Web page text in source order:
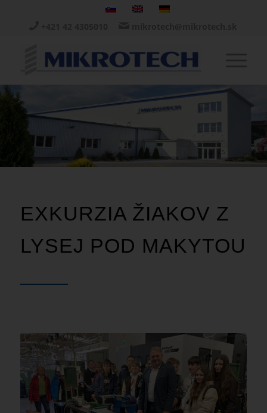
EXKURZIA ŽIAKOV Z
LYSEJ POD MAKYTOU